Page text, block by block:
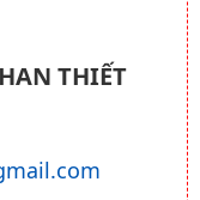
THIẾT